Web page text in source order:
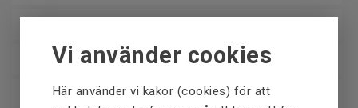
Vi använder cookies
Här använder vi kakor (cookies) för att
B - 10
F -10